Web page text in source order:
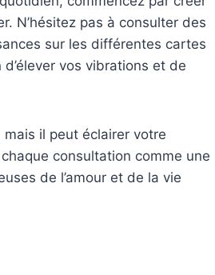
N’hésitez pas à consulter des
sur les différentes cartes
vos vibrations et de
mais il peut éclairer votre
consultation comme une
de l’amour et de la vie